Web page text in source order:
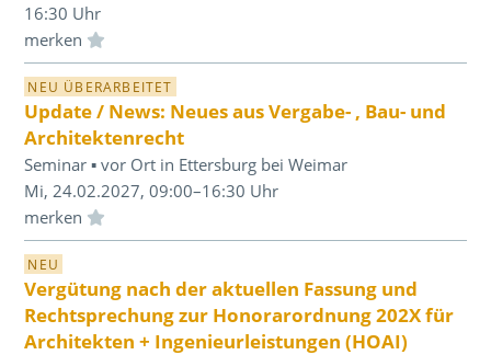
16:30 Uhr
Einloggen und Merkliste benutzen
NEU ÜBERARBEITET
Update / News: Neues aus Vergabe- , Bau- und
Architektenrecht
Seminar ▪ vor Ort in Ettersburg bei Weimar
Mi, 24.02.2027, 09:00–16:30 Uhr
Einloggen und Merkliste benutzen
NEU
Vergütung nach der aktuellen Fassung und
Rechtsprechung zur Honorarordnung 202X für
Architekten + Ingenieurleistungen (HOAI)